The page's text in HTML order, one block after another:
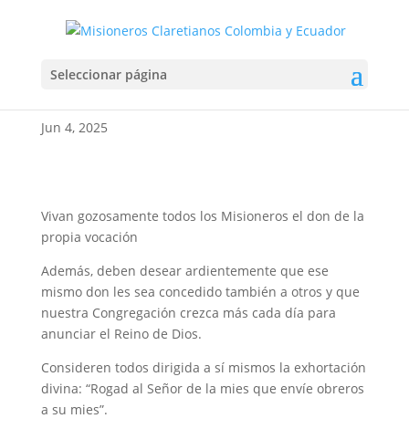
Seleccionar página
Pastoral de las
Vocaciones
Jun 4, 2025
Vivan gozosamente todos los Misioneros el don de la
propia vocación
Además, deben desear ardientemente que ese
mismo don les sea concedido también a otros y que
nuestra Congregación crezca más cada día para
anunciar el Reino de Dios.
Consideren todos dirigida a sí mismos la exhortación
divina: “Rogad al Señor de la mies que envíe obreros
a su mies”.